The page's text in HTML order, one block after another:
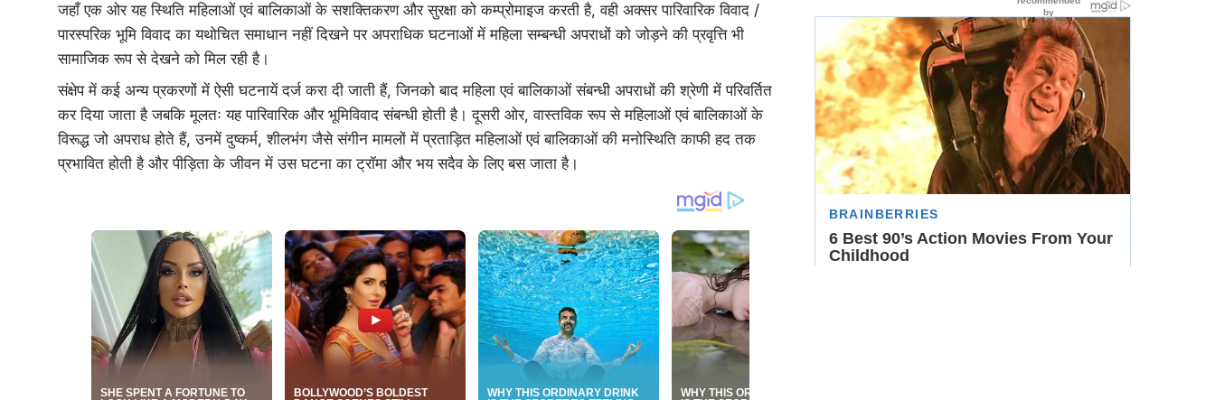
जहाँ एक ओर यह स्थिति महिलाओं एवं बालिकाओं के सशक्तिकरण और सुरक्षा को कम्प्रोमाइज करती है, वही अक्सर पारिवारिक विवाद /
पारस्परिक भूमि विवाद का यथोचित समाधान नहीं दिखने पर अपराधिक घटनाओं में महिला सम्बन्धी अपराधों को जोड़ने की प्रवृत्ति भी
सामाजिक रूप से देखने को मिल रही है।
संक्षेप में कई अन्य प्रकरणों में ऐसी घटनायें दर्ज करा दी जाती हैं, जिनको बाद महिला एवं बालिकाओं संबन्धी अपराधों की श्रेणी में परिवर्तित
कर दिया जाता है जबकि मूलतः यह पारिवारिक और भूमिविवाद संबन्धी होती है। दूसरी ओर, वास्तविक रूप से महिलाओं एवं बालिकाओं के
विरूद्ध जो अपराध होते हैं, उनमें दुष्कर्म, शीलभंग जैसे संगीन मामलों में प्रताड़ित महिलाओं एवं बालिकाओं की मनोस्थिति काफी हद तक
प्रभावित होती है और पीड़िता के जीवन में उस घटना का ट्रॉमा और भय सदैव के लिए बस जाता है।